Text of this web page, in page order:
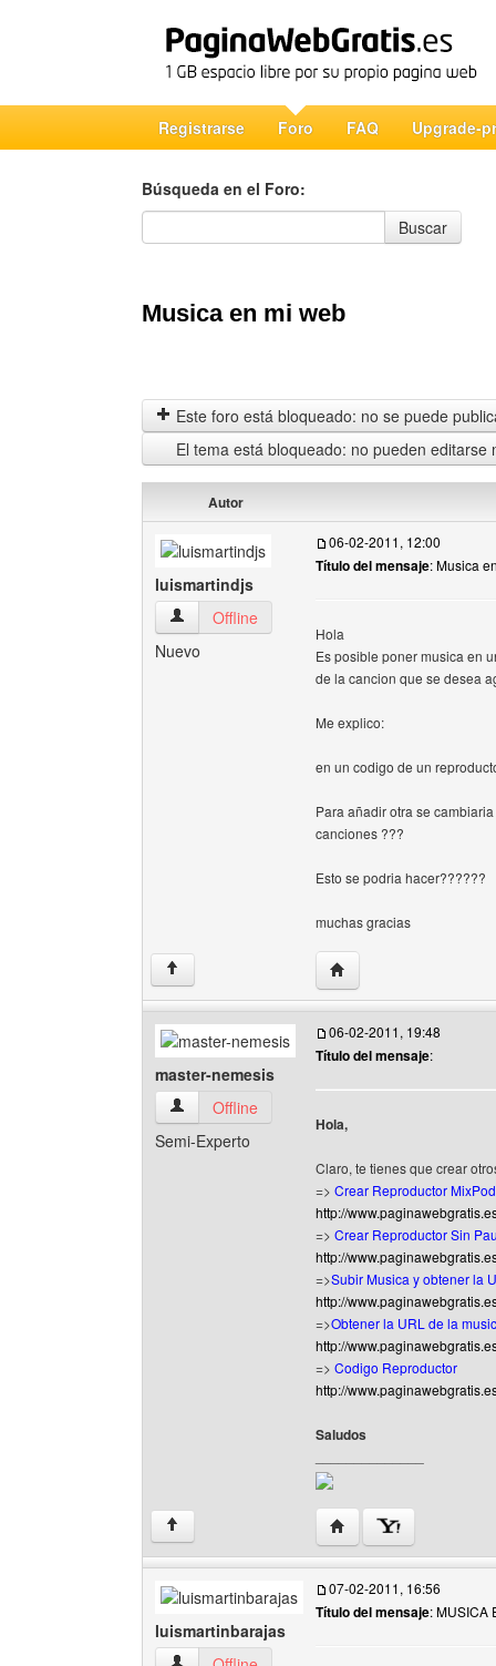
Registrarse Foro FAQ Upgrade-
Búsqueda en el Foro:
Búsqueda en el Foro
Buscar
Musica en mi web
Este foro está bloqueado: no se puede
El tema está bloqueado: no pueden editarse
Autor
luismartindjs
luismartindjs Ver perfil del usuario
Offline
Nuevo
06-02-2011, 12:00
Título del mensaje: Musica
Hola
Es posible poner musica en
de la cancion que se desea
Me explico:
en un codigo de un
Para añadir otra se
canciones ???
Esto se podria hacer??????
muchas gracias
↑ Visitar sitio web del
master-nemesis
master-nemesis Ver perfil del usuario
Offline
Semi-Experto
06-02-2011, 19:48
Título del mensaje:
Hola,
Claro, te tienes que crear
=> Crear Reproductor
http://
=> Crear Reproductor Sin
http://
=>Subir Musica y obtener la
http://
=>Obtener la URL de la
http://
=> Codigo Reproductor
http://
Saludos
↑ Visitar sitio web del
luismartinbarajas
07-02-2011, 16:56
Título del mensaje: MUSICA